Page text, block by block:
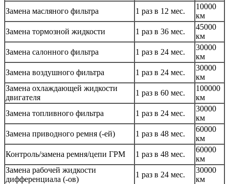
Замена масляного фильтра
1 раз в 12 мес.
10000
км
Замена тормозной жидкости
1 раз в 36 мес.
45000
км
Замена салонного фильтра
1 раз в 24 мес.
30000
км
Замена воздушного фильтра
1 раз в 24 мес.
30000
км
Замена охлаждающей жидкости
двигателя
1 раз в 60 мес.
100000
км
Замена топливного фильтра
1 раз в 24 мес.
30000
км
Замена приводного ремня (-ей)
1 раз в 48 мес.
60000
км
Контроль/замена ремня/цепи ГРМ
1 раз в 48 мес.
60000
км
Замена рабочей жидкости
дифференциала (-ов)
1 раз в 24 мес.
30000
км